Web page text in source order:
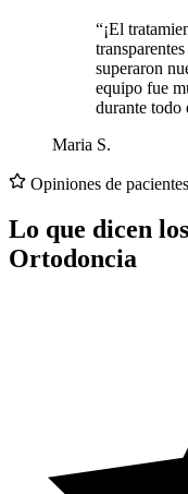
“¡El
superaron
equipo fue
durante todo
Maria S.
Opiniones de pacientes
Lo que dicen
Ortodoncia